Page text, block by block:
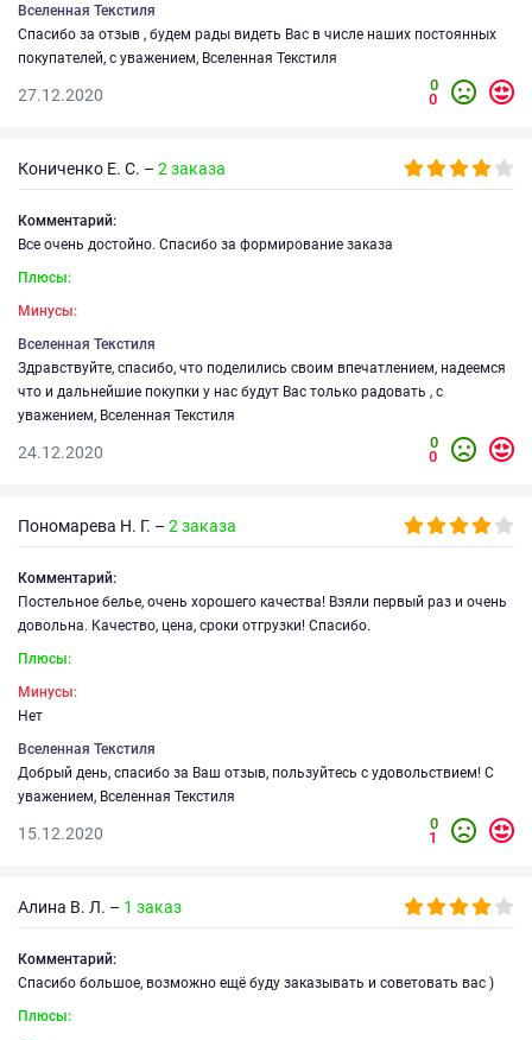
Вселенная Текстиля
Спасибо за отзыв , будем рады видеть Вас в числе наших постоянных
покупателей, с уважением, Вселенная Текстиля
27.12.2020
0
0
Кониченко Е. С. – 2 заказа
Комментарий:
Все очень достойно. Спасибо за формирование заказа
Плюсы:
Минусы:
Вселенная Текстиля
Здравствуйте, спасибо, что поделились своим впечатлением, надеемся
что и дальнейшие покупки у нас будут Вас только радовать , с
уважением, Вселенная Текстиля
24.12.2020
0
0
Пономарева Н. Г. – 2 заказа
Комментарий:
Постельное белье, очень хорошего качества! Взяли первый раз и очень
довольна. Качество, цена, сроки отгрузки! Спасибо.
Плюсы:
Минусы:
Нет
Вселенная Текстиля
Добрый день, спасибо за Ваш отзыв, пользуйтесь с удовольствием! С
уважением, Вселенная Текстиля
15.12.2020
0
1
Алина В. Л. – 1 заказ
Комментарий:
Спасибо большое, возможно ещё буду заказывать и советовать вас )
Плюсы: